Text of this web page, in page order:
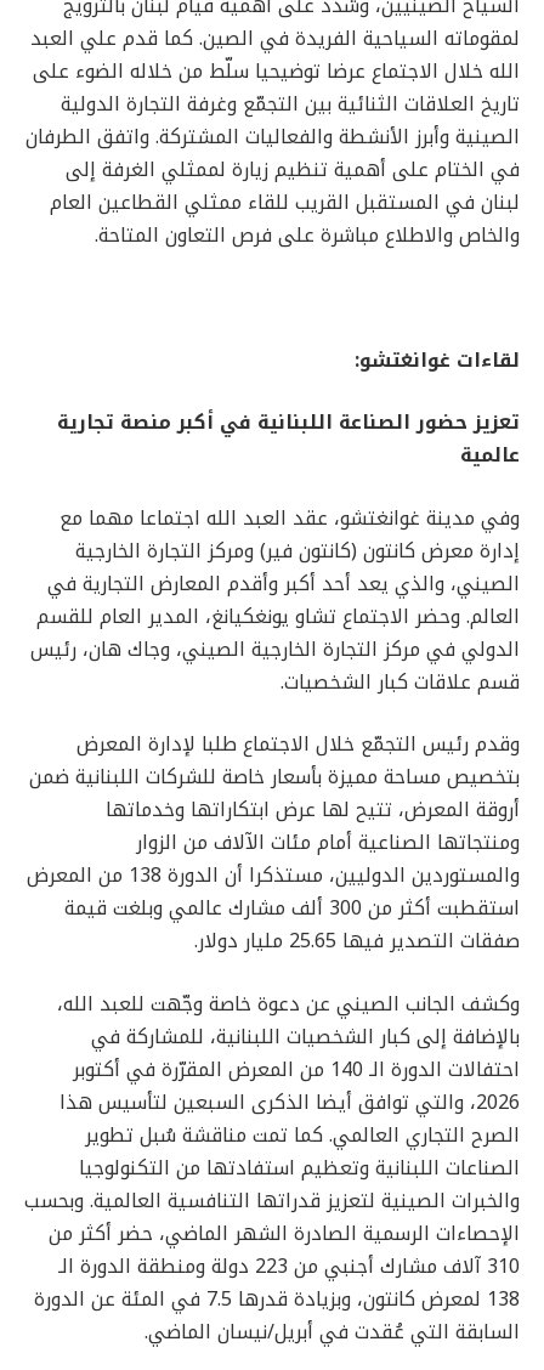
لمقوماته السياحية الفريدة في الصين. كما قدم علي العبد
الله خلال الاجتماع عرضا توضيحيا سلّط من خلاله الضوء على
تاريخ العلاقات الثنائية بين التجمّع وغرفة التجارة الدولية
الصينية وأبرز الأنشطة والفعاليات المشتركة. واتفق الطرفان
في الختام على أهمية تنظيم زيارة لممثلي الغرفة إلى
لبنان في المستقبل القريب للقاء ممثلي القطاعين العام
والخاص والاطلاع مباشرة على فرص التعاون المتاحة.
لقاءات غوانغتشو:
تعزيز حضور الصناعة اللبنانية في أكبر منصة تجارية
عالمية
وفي مدينة غوانغتشو، عقد العبد الله اجتماعا مهما مع
إدارة معرض كانتون (كانتون فير) ومركز التجارة الخارجية
الصيني، والذي يعد أحد أكبر وأقدم المعارض التجارية في
العالم. وحضر الاجتماع تشاو يونغكيانغ، المدير العام للقسم
الدولي في مركز التجارة الخارجية الصيني، وجاك هان، رئيس
قسم علاقات كبار الشخصيات.
وقدم رئيس التجمّع خلال الاجتماع طلبا لإدارة المعرض
بتخصيص مساحة مميزة بأسعار خاصة للشركات اللبنانية ضمن
أروقة المعرض، تتيح لها عرض ابتكاراتها وخدماتها
ومنتجاتها الصناعية أمام مئات الآلاف من الزوار
والمستوردين الدوليين، مستذكرا أن الدورة 138 من المعرض
استقطبت أكثر من 300 ألف مشارك عالمي وبلغت قيمة
صفقات التصدير فيها 25.65 مليار دولار.
وكشف الجانب الصيني عن دعوة خاصة وجّهت للعبد الله،
بالإضافة إلى كبار الشخصيات اللبنانية، للمشاركة في
احتفالات الدورة الـ 140 من المعرض المقرّرة في أكتوبر
2026، والتي توافق أيضا الذكرى السبعين لتأسيس هذا
الصرح التجاري العالمي. كما تمت مناقشة سُبل تطوير
الصناعات اللبنانية وتعظيم استفادتها من التكنولوجيا
والخبرات الصينية لتعزيز قدراتها التنافسية العالمية. وبحسب
الإحصاءات الرسمية الصادرة الشهر الماضي، حضر أكثر من
310 آلاف مشارك أجنبي من 223 دولة ومنطقة الدورة الـ
138 لمعرض كانتون، وبزيادة قدرها 7.5 في المئة عن الدورة
السابقة التي عُقدت في أبريل/نيسان الماضي.